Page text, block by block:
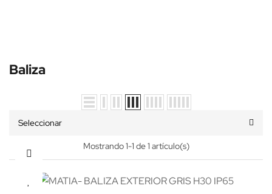
Baliza
Seleccionar
Mostrando 1-1 de 1 artículo(s)